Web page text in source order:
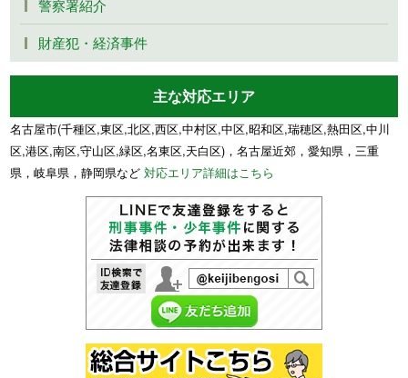
警察署紹介
財産犯・経済事件
主な対応エリア
名古屋市(千種区,東区,北区,西区,中村区,中区,昭和区,瑞穂区,熱田区,中川
区,港区,南区,守山区,緑区,名東区,天白区)，名古屋近郊，愛知県，三重
県，岐阜県，静岡県など対応エリア詳細はこちら